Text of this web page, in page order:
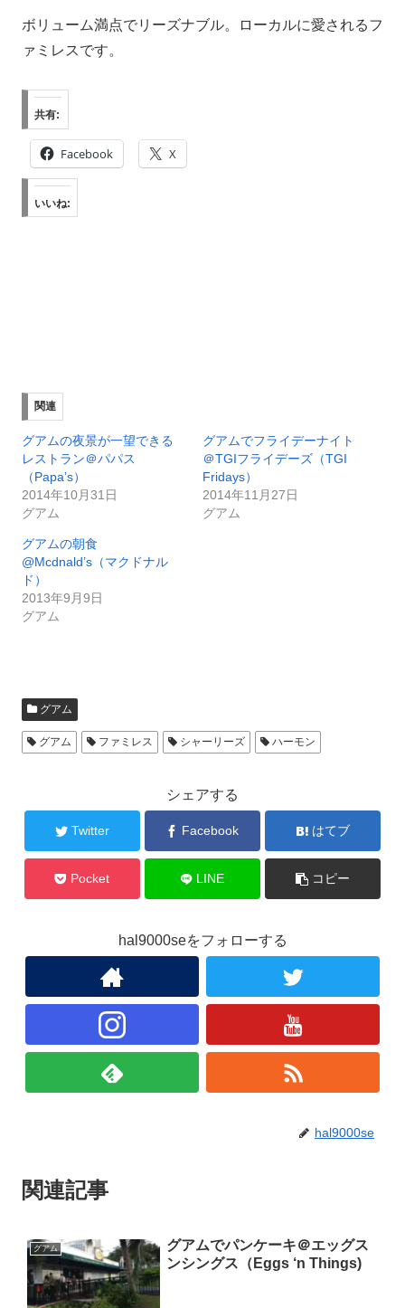
ボリューム満点でリーズナブル。ローカルに愛されるフ
ァミレスです。
共有:
Facebook X
いいね:
関連
グアムの夜景が一望できる
レストラン＠パパス
（Papa’s）
2014年10月31日
グアム
グアムでフライデーナイト
＠TGIフライデーズ（TGI
Fridays）
2014年11月27日
グアム
グアムの朝食
@Mcdnald’s（マクドナル
ド）
2013年9月9日
グアム
グアム
グアム ファミレス シャーリーズ ハーモン
シェアする
Twitter Facebook はてブ
Pocket LINE コピー
hal9000seをフォローする
hal9000se
関連記事
グアム
グアムでパンケーキ＠エッグス
ンシングス（Eggs ‘n Things)